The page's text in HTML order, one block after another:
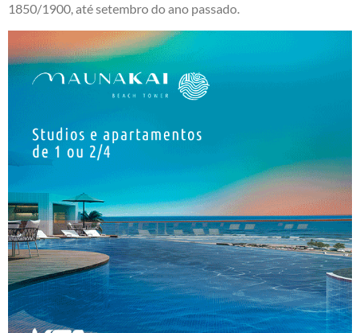
1850/1900, até setembro do ano passado.